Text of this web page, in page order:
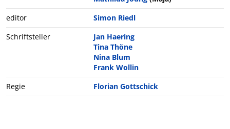
editor
Simon Riedl
Schriftsteller
Jan Haering
Tina Thöne
Nina Blum
Frank Wollin
Regie
Florian Gottschick